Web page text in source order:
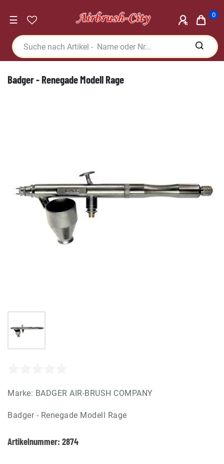
☰ 0
Badger - Renegade Modell Rage
Marke: BADGER AIR-BRUSH COMPANY
Badger - Renegade Modell Rage
Artikelnummer: 2874